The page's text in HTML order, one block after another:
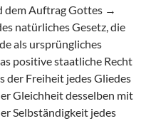
dem Auftrag Gottes →
natürliches Gesetz, die
als ursprüngliches
positive staatliche Recht
der Freiheit jedes Gliedes
Gleichheit desselben mit
Selbständigkeit jedes